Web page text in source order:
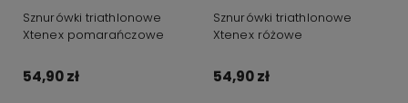
Sznurówki triathlonowe
Xtenex pomarańczowe
54,90 zł
Sznurówki triathlonowe
Xtenex różowe
54,90 zł